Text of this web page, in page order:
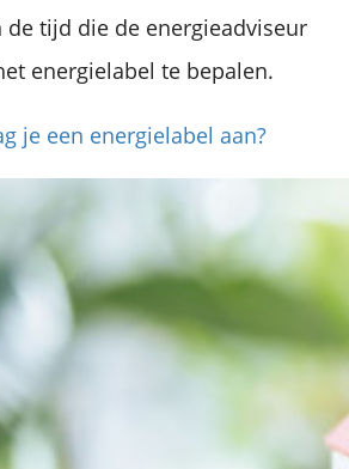
de tijd die de energieadviseur
energielabel te bepalen.
je een energielabel aan?